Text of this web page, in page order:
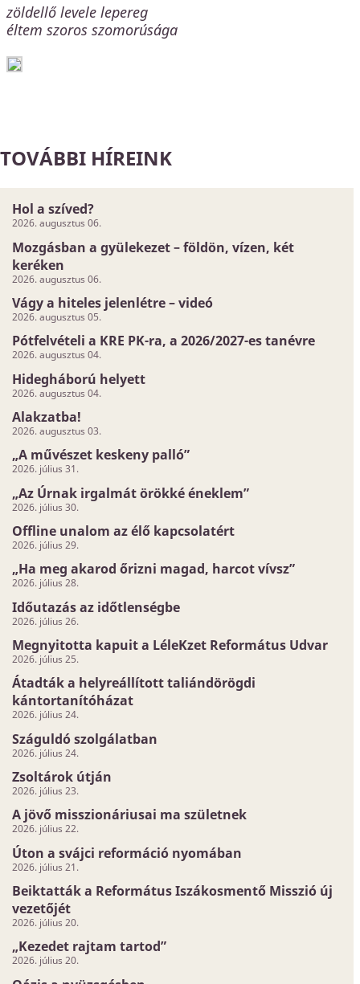
zöldellő levele lepereg
éltem szoros szomorúsága
TOVÁBBI HÍREINK
Hol a szíved?
2026. augusztus 06.
Mozgásban a gyülekezet – földön, vízen, két
keréken
2026. augusztus 06.
Vágy a hiteles jelenlétre – videó
2026. augusztus 05.
Pótfelvételi a KRE PK-ra, a 2026/2027-es tanévre
2026. augusztus 04.
Hidegháború helyett
2026. augusztus 04.
Alakzatba!
2026. augusztus 03.
„A művészet keskeny palló”
2026. július 31.
„Az Úrnak irgalmát örökké éneklem”
2026. július 30.
Offline unalom az élő kapcsolatért
2026. július 29.
„Ha meg akarod őrizni magad, harcot vívsz”
2026. július 28.
Időutazás az időtlenségbe
2026. július 26.
Megnyitotta kapuit a LéleKzet Református Udvar
2026. július 25.
Átadták a helyreállított taliándörögdi
kántortanítóházat
2026. július 24.
Száguldó szolgálatban
2026. július 24.
Zsoltárok útján
2026. július 23.
A jövő misszionáriusai ma születnek
2026. július 22.
Úton a svájci reformáció nyomában
2026. július 21.
Beiktatták a Református Iszákosmentő Misszió új
vezetőjét
2026. július 20.
„Kezedet rajtam tartod”
2026. július 20.